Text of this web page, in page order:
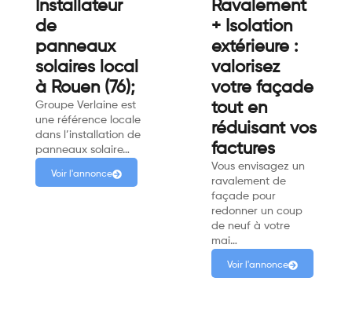
Installateur
de
panneaux
solaires local
à Rouen (76);
Groupe Verlaine est
une référence locale
dans l’installation de
panneaux solaire…
Voir l'annonce
Ravalement
+ Isolation
extérieure :
valorisez
votre façade
tout en
réduisant vos
factures
Vous envisagez un
ravalement de
façade pour
redonner un coup
de neuf à votre
mai…
Voir l'annonce